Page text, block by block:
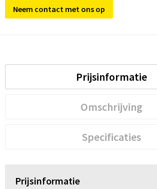
Neem contact met ons op
Prijsinformatie
Omschrijving
Specificaties
Prijsinformatie